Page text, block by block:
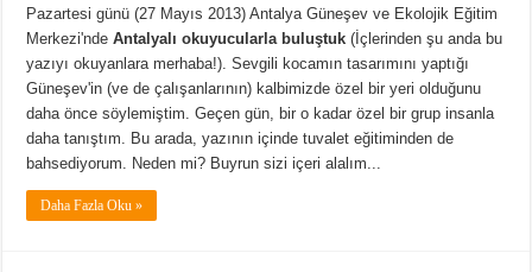
Pazartesi günü (27 Mayıs 2013) Antalya Güneşev ve Ekolojik Eğitim
Merkezi'ndeAntalyalı okuyucularla buluştuk (İçlerinden şu anda bu
yazıyı okuyanlara merhaba!). Sevgili kocamın tasarımını yaptığı
Güneşev'in (ve de çalışanlarının) kalbimizde özel bir yeri olduğunu
daha önce söylemiştim. Geçen gün, bir o kadar özel bir grup insanla
daha tanıştım. Bu arada, yazının içinde tuvalet eğitiminden de
bahsediyorum. Neden mi? Buyrun sizi içeri alalım...
Daha Fazla Oku »